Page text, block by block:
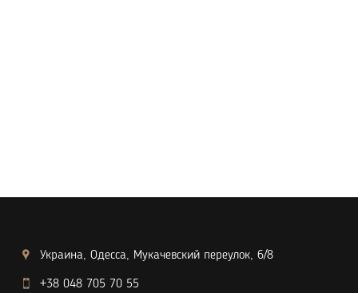
Украина, Одесса, Мукачевский переулок, 6/8
+38 048 705 70 55